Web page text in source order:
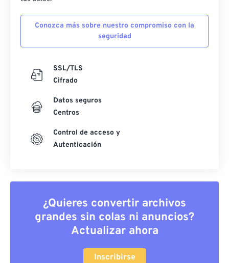
Conozca más sobre nuestro compromiso con la
seguridad
SSL/TLS
Cifrado
Datos seguros
Centros
Control de acceso y
Autenticación
¿Quieres convertir archivos
grandes sin colas ni anuncios?
Actualizar ahora
Inscribirse